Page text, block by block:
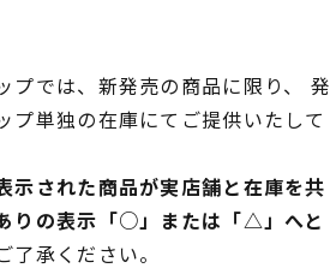
プでは、新発売の商品に限り、 発
プ単独の在庫にてご提供いたして
された商品が実店舗と在庫を共
りの表示「○」または「△」へと
了承ください。